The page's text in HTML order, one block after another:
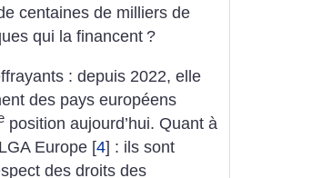
centaines de milliers de
qui la financent ?
: depuis 2022, elle
des pays européens
position aujourd’hui. Quant à
Europe [4] : ils sont
des droits des